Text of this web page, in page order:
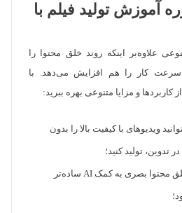
آموزش تولید فیلم با
علاوه‌بر اینکه روند خلق محتوا را
سرعت کار را هم افزایش می‌دهد. با
کاربردها و مزایا متنوعی بهره ببرید:
ویدیوهای با کیفیت بالا را بدون
تدوین، تولید کنید؛
فرآیند ایده‌پردازی و خلق محتوا بصری به کمک AI ساده‌تر